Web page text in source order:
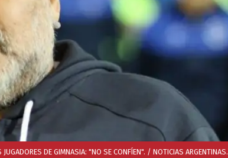
DE GIMNASIA: "NO SE CONFÍEN". / NOTICIAS ARGENTINAS.